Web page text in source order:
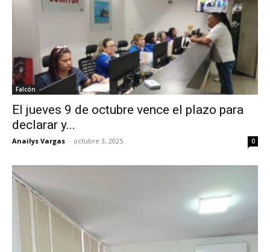
Falcón
El jueves 9 de octubre vence el plazo para
declarar y...
Anailys Vargas - octubre 3, 2025 0